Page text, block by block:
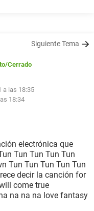
Siguiente Tema
/Cerrado
a las 18:35
18:34
electrónica que
Tun Tun Tun Tun
Tun Tun Tun Tun Tun
decir la canción for
come true
na na na love fantasy